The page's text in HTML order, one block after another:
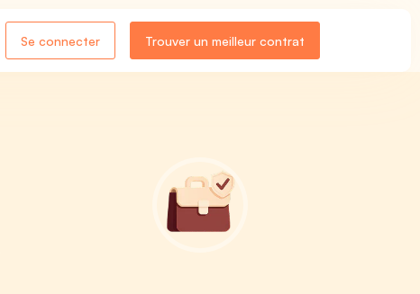
Se connecter Trouver un meilleur contrat